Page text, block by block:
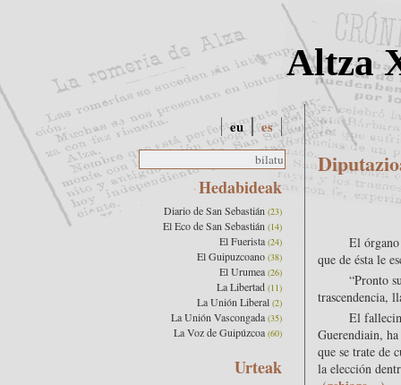
Altza
El
que de ésta le
“Pronto
trascendencia,
El
Guerendiain,
que se trate de
la elección
eu es
Hedabideak
Diario de San Sebastián (23)
El Eco de San Sebastián (14)
El Fuerista (24)
El Guipuzcoano (38)
El Urumea (26)
La Libertad (11)
La Unión Liberal (2)
La Unión Vascongada (35)
La Voz de Guipúzcoa (60)
Urteak